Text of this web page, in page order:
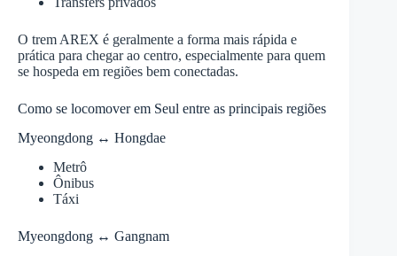
O trem AREX é geralmente a forma mais rápida e
prática para chegar ao centro, especialmente para quem
se hospeda em regiões bem conectadas.
Como se locomover em Seul entre as principais regiões
Myeongdong ↔ Hongdae
Metrô
Ônibus
Táxi
Myeongdong ↔ Gangnam